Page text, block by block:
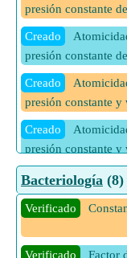
Verificado
Verificado
presión constante
Creado
presión constante
Creado
presión constante
Creado
presión constante
Creado
volumen constante
Bacteriología (8)
Verificado
Verificado Factor